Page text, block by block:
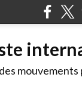
mouvements